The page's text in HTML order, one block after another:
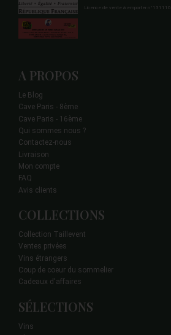
Licence de vente à emporter n°131110.
A PROPOS
Le Blog
Cave Paris - 8ème
Cave Paris - 16ème
Qui sommes nous ?
Contactez-nous
Livraison
Mon compte
FAQ
Avis clients
COLLECTIONS
Collection Taillevent
Ventes privées
Vins étrangers
Coup de coeur du sommelier
Cadeaux d'affaires
SÉLECTIONS
Vins